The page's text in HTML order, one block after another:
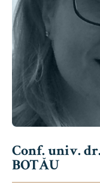
Conf. univ.
BOTĂU